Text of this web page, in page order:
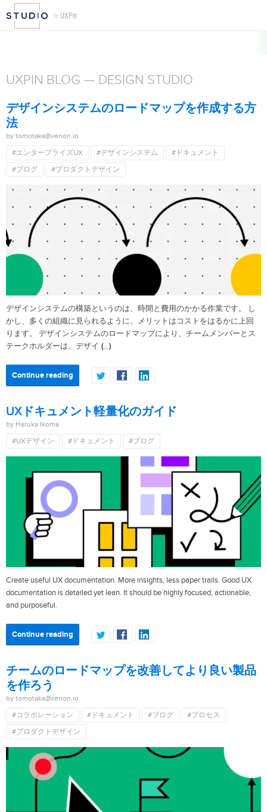
UXPIN BLOG — DESIGN STUDIO
デザインシステムのロードマップを作成する方
法
by tomotaka@xenon.io
#エンタープライズUX
#デザインシステム
#ドキュメント
#ブログ
#プロダクトデザイン
デザインシステムの構築というのは、時間と費用のかかる作業です。 し
かし、多くの組織に見られるように、メリットはコストをはるかに上回
ります。 デザインシステムのロードマップにより、チームメンバーとス
テークホルダーは、デザイ (…)
Continue reading
UXドキュメント軽量化のガイド
by Haruka Ikoma
#UXデザイン
#ドキュメント #ブログ
Create useful UX documentation. More insights, less paper trails. Good UX
documentation is detailed yet lean. It should be highly focused, actionable,
and purposeful.
Continue reading
チームのロードマップを改善してより良い製品
を作ろう
by tomotaka@xenon.io
#コラボレーション
#ドキュメント #ブログ
#プロセス
#プロダクトデザイン